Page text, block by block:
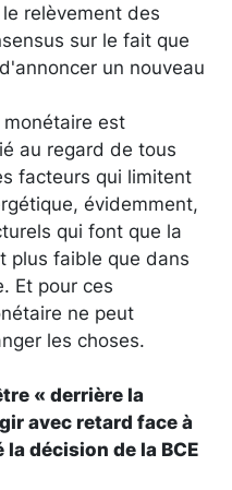
le relèvement des
sur le fait que
un nouveau
est
au regard de tous
facteurs qui limitent
évidemment,
qui font que la
plus faible que dans
Et pour ces
ne peut
les choses.
« derrière la
avec retard face à
décision de la BCE